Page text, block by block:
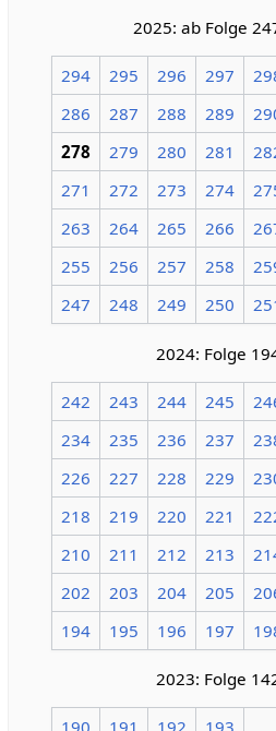
2025: ab Folge
294 295 296 297
286
287 288 289
278
279 280 281
271
272 273 274
263
264 265 266
255
256 257 258
247
248 249 250
2024: Folge
242 243 244 245
234
235 236 237
226
227 228 229
218
219 220 221
210
211 212 213
202
203 204 205
194
195 196 197
2023: Folge